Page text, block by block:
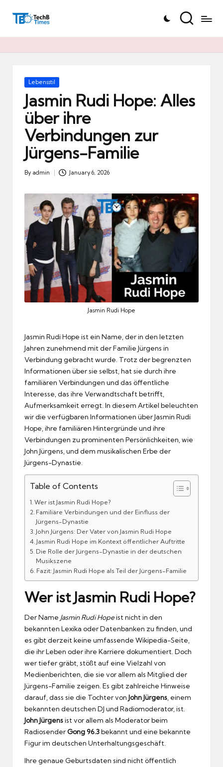
T
h
Posted
Lebensstil
Jasmin Rudi Hope: Alles
über ihre
Verbindungen zur
Jürgens-Familie
Posted
By admin January 6, 2026
Jasmin Rudi Hope
Jasmin Rudi Hope ist ein Name, der in den letzten
Jahren zunehmend mit der Familie Jürgens in
Verbindung gebracht wurde. Trotz der begrenzten
Informationen über sie selbst, hat sie durch ihre
familiären Verbindungen und das öffentliche
Interesse, das ihre Verwandtschaft betrifft,
Aufmerksamkeit erregt. In diesem Artikel beleuchten
wir die verfügbaren Informationen über Jasmin Rudi
Hope, ihre familiären Hintergründe und ihre
Verbindungen zu prominenten Persönlichkeiten, wie
John Jürgens, und dem musikalischen Erbe der
Jürgens-Dynastie.
Table of Contents
Wer ist Jasmin Rudi Hope?
Familiäre Verbindungen und der Einfluss der
Jürgens-Dynastie
John Jürgens: Der Vater von Jasmin Rudi Hope
Jasmin Rudi Hope im Kontext öffentlicher Auftritte
Die Rolle der Jürgens-Dynastie in der deutschen
Musikszene
Fazit: Jasmin Rudi Hope als Teil der Jürgens-Familie
Wer ist Jasmin Rudi Hope?
Der Name Jasmin Rudi Hopeist nicht in den
bekannten Lexika oder Datenbanken zu finden, und
es gibt derzeit keine umfassende Wikipedia-Seite,
die ihr Leben oder ihre Karriere dokumentiert. Doch
wer tiefer gräbt, stößt auf eine Vielzahl von
Medienberichten, die sie vor allem als Mitglied der
Jürgens-Familie zeigen. Es gibt zahlreiche Hinweise
darauf, dass sie die Tochter von John Jürgens , einem
bekannten deutschen DJ und Radiomoderator, ist.
John Jürgensist vor allem als Moderator beim
RadiosenderGong 96.3bekannt und eine bekannte
Figur im deutschen Unterhaltungsgeschäft.
Ihre genaue Geburtsdaten sind nicht öffentlich